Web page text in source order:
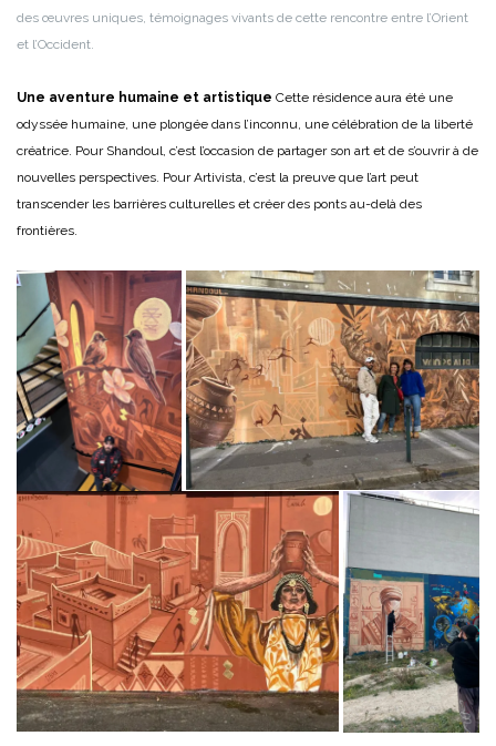
des œuvres uniques, témoignages vivants de cette rencontre entre l’Orient
et l’Occident.
Une aventure humaine et artistique Cette résidence aura été une
odyssée humaine, une plongée dans l’inconnu, une célébration de la liberté
créatrice. Pour Shandoul, c’est l’occasion de partager son art et de s’ouvrir à de
nouvelles perspectives. Pour Artivista, c’est la preuve que l’art peut
transcender les barrières culturelles et créer des ponts au-delà des
frontières.